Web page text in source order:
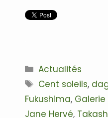
Catégories
Actualités
Étiquettes
Cent soleils,
Fukushima,
Jane Hervé,